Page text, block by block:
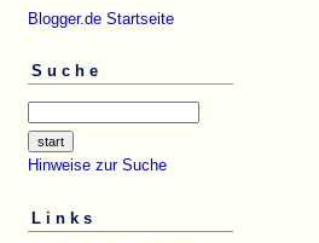
Blogger.de Startseite
Suche
Hinweise zur Suche
Links